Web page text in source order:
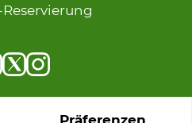
Präferenzen